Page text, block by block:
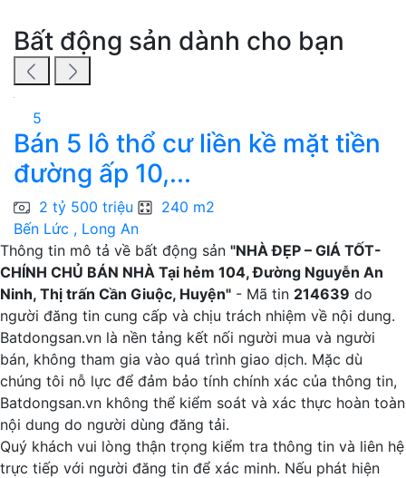
Bất động sản dành cho bạn
5
Bán 5 lô thổ cư liền kề mặt tiền
đường ấp 10,...
2 tỷ 500 triệu
240 m2
Bến Lức , Long An
Thông tin mô tả về bất động sản "NHÀ ĐẸP – GIÁ TỐT-
CHÍNH CHỦ BÁN NHÀ Tại hẻm 104, Đường Nguyễn An
Ninh, Thị trấn Cần Giuộc, Huyện" - Mã tin 214639 do
người đăng tin cung cấp và chịu trách nhiệm về nội dung.
Batdongsan.vn là nền tảng kết nối người mua và người
bán, không tham gia vào quá trình giao dịch. Mặc dù
chúng tôi nỗ lực để đảm bảo tính chính xác của thông tin,
Batdongsan.vn không thể kiểm soát và xác thực hoàn toàn
nội dung do người dùng đăng tải.
Quý khách vui lòng thận trọng kiểm tra thông tin và liên hệ
trực tiếp với người đăng tin để xác minh. Nếu phát hiện